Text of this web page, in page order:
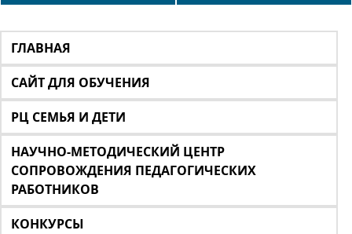
ГЛАВНАЯ
САЙТ ДЛЯ ОБУЧЕНИЯ
РЦ СЕМЬЯ И ДЕТИ
НАУЧНО-МЕТОДИЧЕСКИЙ ЦЕНТР
СОПРОВОЖДЕНИЯ ПЕДАГОГИЧЕСКИХ
РАБОТНИКОВ
КОНКУРСЫ